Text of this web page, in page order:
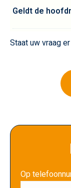
Geldt de
Staat uw vraag
Op